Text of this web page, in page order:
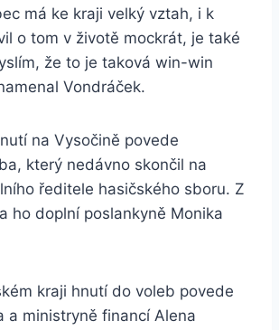
má ke kraji velký vztah, i k
o tom v životě mockrát, je také
že to je taková win-win
Vondráček.
na Vysočině povede
který nedávno skončil na
ředitele hasičského sboru. Z
ho doplní poslankyně Monika
kraji hnutí do voleb povede
a ministryně financí Alena